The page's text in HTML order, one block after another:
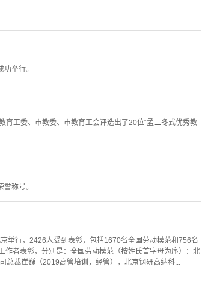
举行。
育工委、市教委、市教育工会评选出了20位“孟二冬式优秀教
称号。
举行，2426人受到表彰，包括1670名全国劳动模范和756名
者表彰，分别是：全国劳动模范（按姓氏首字母为序）：北
总裁崔巍（2019高管培训，经管），北京钢研高纳科...